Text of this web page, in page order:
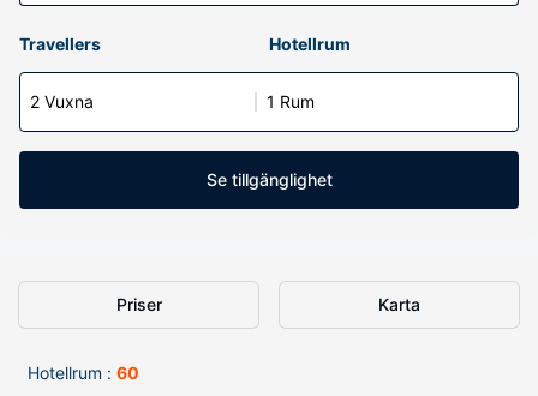
Travellers Hotellrum
2 Vuxna 1 Rum
Se tillgänglighet
Priser Karta
Hotellrum : 60